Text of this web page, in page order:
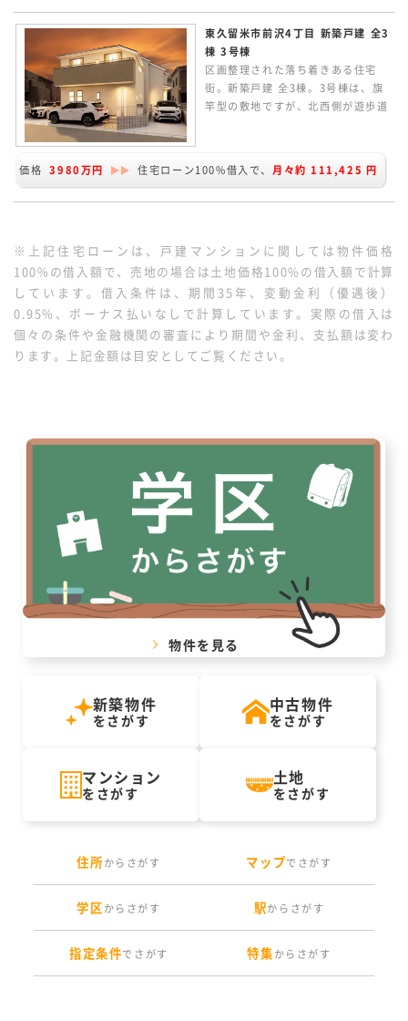
す。
東久留米市前沢4丁目 新築戸建 全3
棟 3号棟
区画整理された落ち着きある住宅
街。新築戸建 全3棟。3号棟は、旗
竿型の敷地ですが、北西側が遊歩道
のつながりを感じられるリビングイ
ン階段の間取り。LDKは約16.5帖。
価格 3980万円 住宅ローン100%借入で、 月々約 111,425 円
※上記住宅ローンは、戸建マンションに関しては物件価格
100%の借入額で、売地の場合は土地価格100%の借入額で計算
しています。借入条件は、期間35年、変動金利（優遇後）
0.95%、ボーナス払いなしで計算しています。実際の借入は
個々の条件や金融機関の審査により期間や金利、支払額は変わ
ります。上記金額は目安としてご覧ください。
物件を見る
新築物件
をさがす
中古物件
をさがす
マンション
をさがす
土地
をさがす
住所からさがす マップでさがす
学区からさがす 駅からさがす
指定条件でさがす 特集からさがす